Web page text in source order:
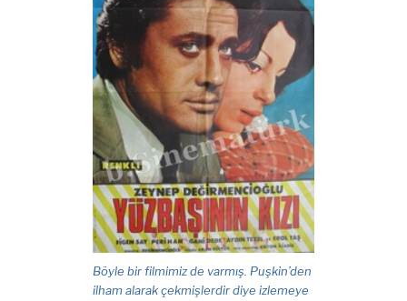
Böyle bir filmimiz de varmış. Puşkin’den
ilham alarak çekmişlerdir diye izlemeye